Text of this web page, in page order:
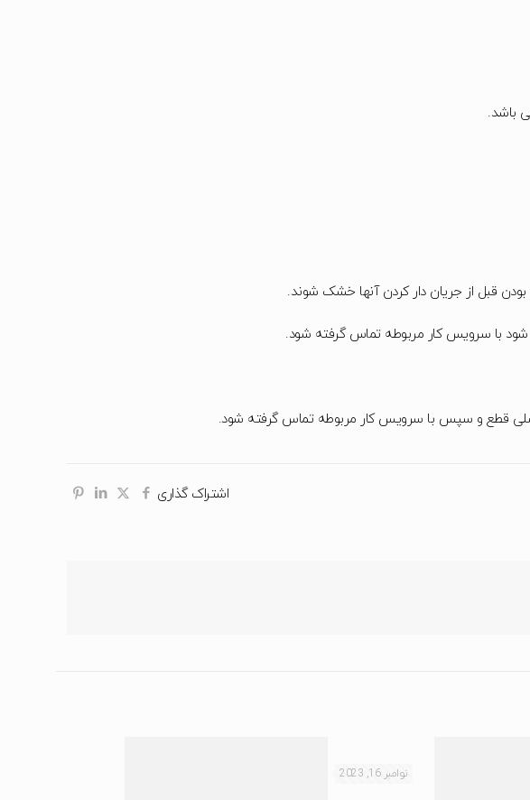
قبل از جریان دار کردن آنها خشک شوند.
با سرویس کار مربوطه تماس گرفته شود.
اصلی قطع و سپس با سرویس کار مربوطه تماس گرفته شود.
اشتراک گذاری
نوامبر 16, 2023